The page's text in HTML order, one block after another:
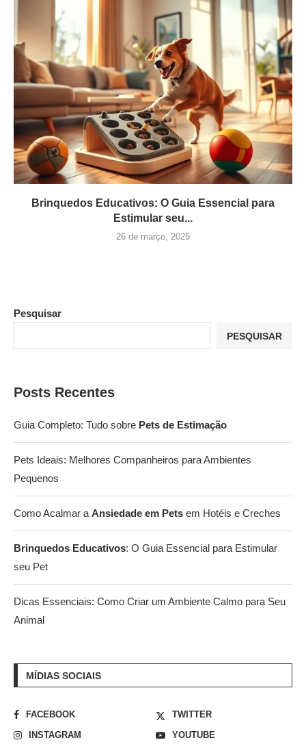
Brinquedos Educativos: O Guia Essencial para
Estimular seu...
26 de março, 2025
Pesquisar
PESQUISAR
Posts Recentes
Guia Completo: Tudo sobre Pets de Estimação
Pets Ideais: Melhores Companheiros para Ambientes
Pequenos
Como Acalmar a Ansiedade em Pets em Hotéis e Creches
Brinquedos Educativos: O Guia Essencial para Estimular
seu Pet
Dicas Essenciais: Como Criar um Ambiente Calmo para Seu
Animal
MÍDIAS SOCIAIS
FACEBOOK
TWITTER
INSTAGRAM
YOUTUBE